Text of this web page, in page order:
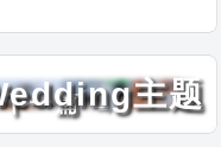
下一篇 →
Charity
主题